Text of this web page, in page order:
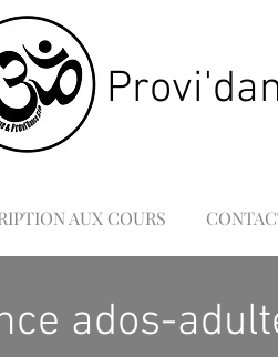
AUX COURS
ados-